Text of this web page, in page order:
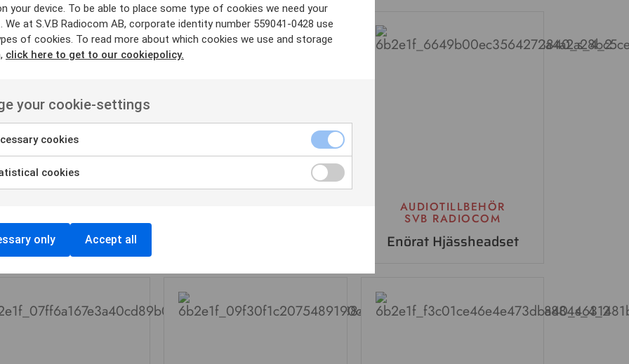
Bullerdämpat
AUDIOTILLBEHÖR
SVB RADIOCOM
Enörat Hjässheadset
your device. To be able to place some type of cookies we need your
We at S.V.B Radiocom AB, corporate identity number 559041-0428 use
of cookies. To read more about which cookies we use and storage
click here to get to our cookiepolicy.
your cookie-settings
cookies
cookies
only Accept all